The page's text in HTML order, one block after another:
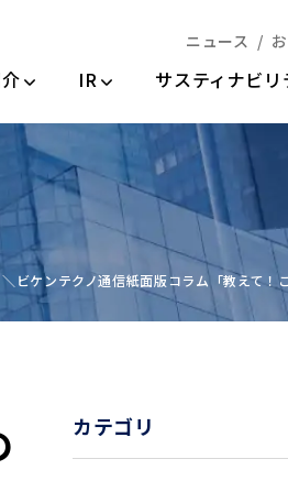
ニュース
IR情報 サスティナビリ
＼ビケンテクノ通信紙面版コラム「教えて
カテゴリ